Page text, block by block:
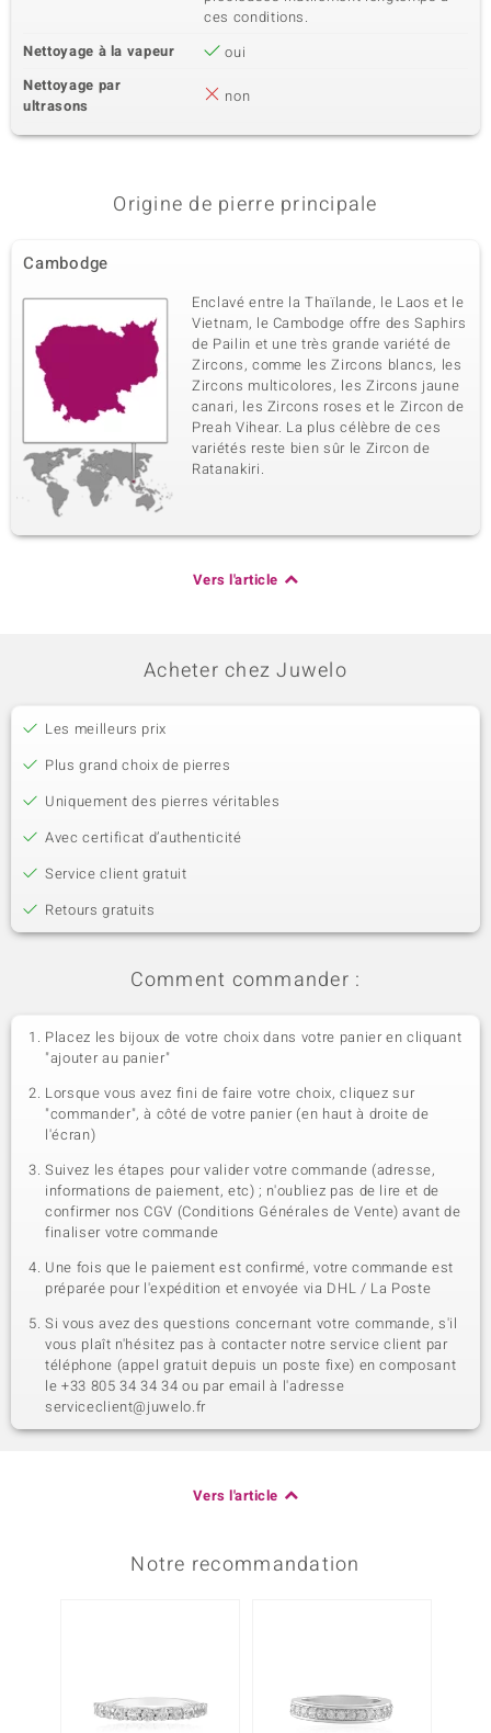
ces conditions.
Nettoyage à la vapeur
oui
Nettoyage par
ultrasons
non
Origine de pierre principale
Cambodge
Enclavé entre la Thaïlande, le Laos et le
Vietnam, le Cambodge offre des Saphirs
de Pailin et une très grande variété de
Zircons, comme les Zircons blancs, les
Zircons multicolores, les Zircons jaune
canari, les Zircons roses et le Zircon de
Preah Vihear. La plus célèbre de ces
variétés reste bien sûr le Zircon de
Ratanakiri.
Vers l'article
Acheter chez Juwelo
Les meilleurs prix
Plus grand choix de pierres
Uniquement des pierres véritables
Avec certificat d’authenticité
Service client gratuit
Retours gratuits
Comment commander :
Placez les bijoux de votre choix dans votre panier en cliquant
"ajouter au panier"
Lorsque vous avez fini de faire votre choix, cliquez sur
"commander", à côté de votre panier (en haut à droite de
l'écran)
Suivez les étapes pour valider votre commande (adresse,
informations de paiement, etc) ; n'oubliez pas de lire et de
confirmer nos CGV (Conditions Générales de Vente) avant de
finaliser votre commande
Une fois que le paiement est confirmé, votre commande est
préparée pour l'expédition et envoyée via DHL / La Poste
Si vous avez des questions concernant votre commande, s'il
vous plaît n'hésitez pas à contacter notre service client par
téléphone (appel gratuit depuis un poste fixe) en composant
le +33 805 34 34 34 ou par email à l'adresse
serviceclient@juwelo.fr
Vers l'article
Notre recommandation